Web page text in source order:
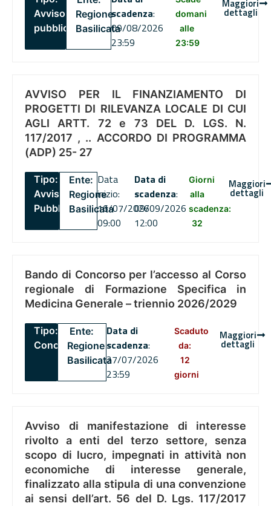
Avviso
pubblico
Regione
Basilicata
scadenza:
09/08/2026
23:59
domani
alle
23:59
Maggiori
dettagli
AVVISO PER IL FINANZIAMENTO DI
PROGETTI DI RILEVANZA LOCALE DI CUI
AGLI ARTT. 72 e 73 DEL D. LGS. N.
117/2017 , .. ACCORDO DI PROGRAMMA
(ADP) 25- 27
Tipo:
Avviso
Pubblico
Ente:
Regione
Basilicata
Data
inizio:
16/07/2026
09:00
Data di
scadenza:
09/09/2026
12:00
Giorni
alla
scadenza:
32
Maggiori
dettagli
Bando di Concorso per l’accesso al Corso
regionale di Formazione Specifica in
Medicina Generale – triennio 2026/2029
Tipo:
Concorsi
Ente:
Regione
Basilicata
Data di
scadenza:
27/07/2026
23:59
Scaduto
da:
12
giorni
Maggiori
dettagli
Avviso di manifestazione di interesse
rivolto a enti del terzo settore, senza
scopo di lucro, impegnati in attività non
economiche di interesse generale,
finalizzato alla stipula di una convenzione
ai sensi dell’art. 56 del D. Lgs. 117/2017